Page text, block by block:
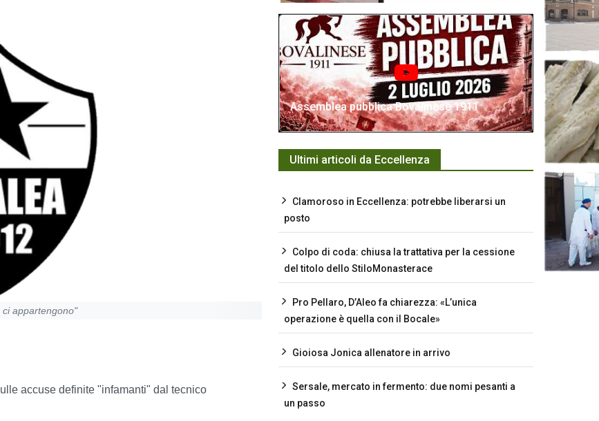
appartengono"
accuse definite "infamanti" dal tecnico
Assemblea pubblica Bovalinese 1911
Ultimi articoli da Eccellenza
Clamoroso in Eccellenza: potrebbe liberarsi un
posto
Colpo di coda: chiusa la trattativa per la cessione
del titolo dello StiloMonasterace
Pro Pellaro, D’Aleo fa chiarezza: «L’unica
operazione è quella con il Bocale»
Gioiosa Jonica allenatore in arrivo
Sersale, mercato in fermento: due nomi pesanti a
un passo